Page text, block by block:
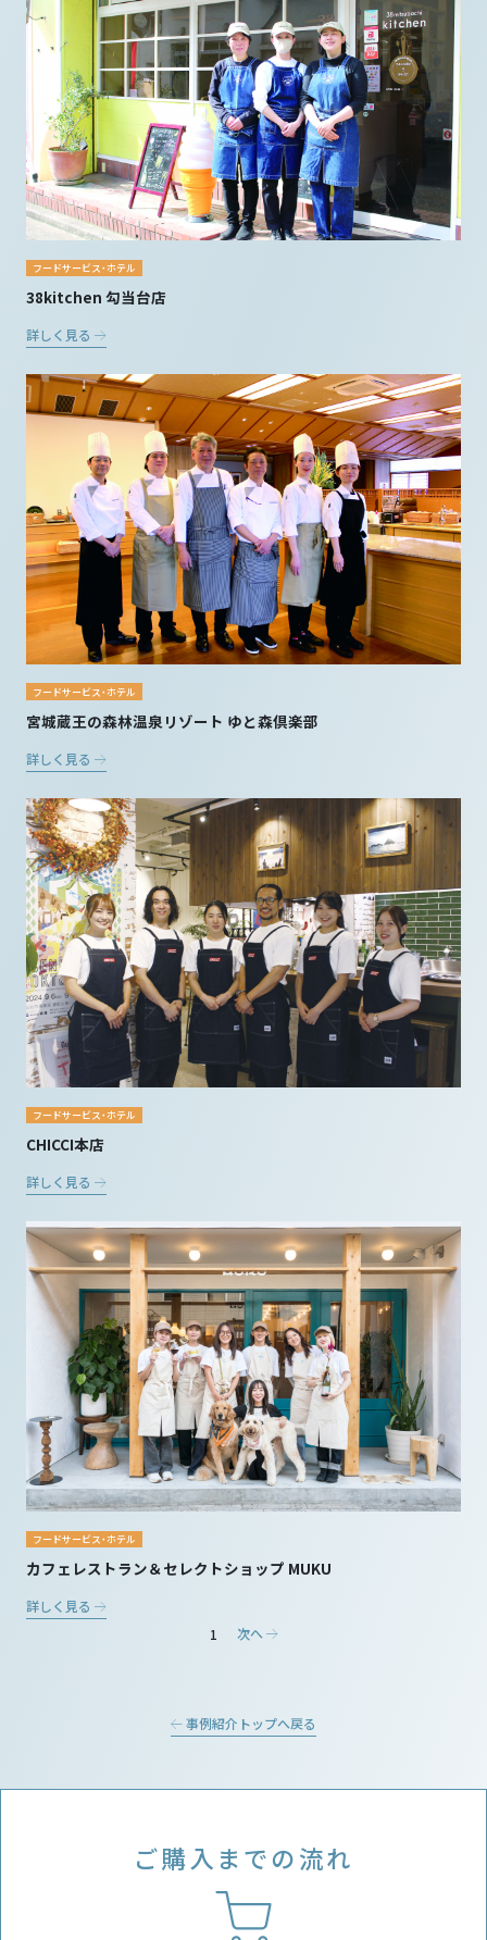
フードサービス・ホテル
38kitchen 勾当台店
詳しく見る
フードサービス・ホテル
宮城蔵王の森林温泉リゾート ゆと森倶楽部
詳しく見る
フードサービス・ホテル
CHICCI本店
詳しく見る
フードサービス・ホテル
カフェレストラン＆セレクトショップ MUKU
詳しく見る
1
次へ
事例紹介トップへ戻る
ご購入までの流れ